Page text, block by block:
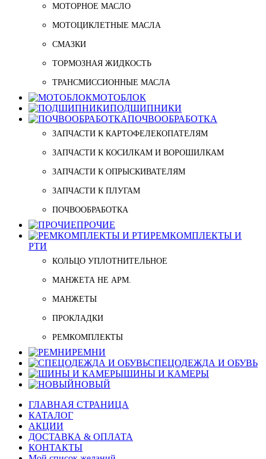
МОТОРНОЕ МАСЛО
МОТОЦИКЛЕТНЫЕ МАСЛА
СМАЗКИ
ТОРМОЗНАЯ ЖИДКОСТЬ
ТРАНСМИССИОННЫЕ МАСЛА
МОТОБЛОК
ПОДШИПНИКИ
ПОЧВООБРАБОТКА
ЗАПЧАСТИ К КАРТОФЕЛЕКОПАТЕЛЯМ
ЗАПЧАСТИ К КОСИЛКАМ И ВОРОШИЛКАМ
ЗАПЧАСТИ К ОПРЫСКИВАТЕЛЯМ
ЗАПЧАСТИ К ПЛУГАМ
ПОЧВООБРАБОТКА
ПРОЧИЕ
РЕМКОМПЛЕКТЫ И
РТИ
КОЛЬЦО УПЛОТНИТЕЛЬНОЕ
МАНЖЕТА НЕ АРМ.
МАНЖЕТЫ
ПРОКЛАДКИ
РЕМКОМПЛЕКТЫ
РЕМНИ
СПЕЦОДЕЖДА И ОБУВЬ
ШИНЫ И КАМЕРЫ
НОВЫЙ
ГЛАВНАЯ СТРАНИЦА
КАТАЛОГ
АКЦИИ
ДОСТАВКА & ОПЛАТА
КОНТАКТЫ